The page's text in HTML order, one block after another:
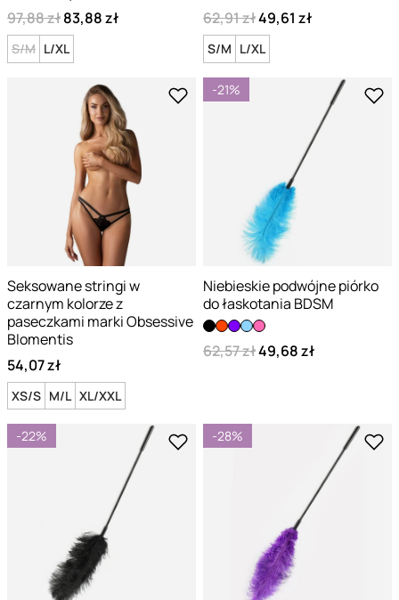
97,88 zł83,88 zł
S/M L/XL
62,91 zł49,61 zł
S/M L/XL
Seksowane stringi w
czarnym kolorze z
paseczkami marki Obsessive
Blomentis
54,07 zł
XS/S M/L XL/XXL
-21%
Niebieskie podwójne piórko
do łaskotania BDSM
62,57 zł49,68 zł
-22% -28%